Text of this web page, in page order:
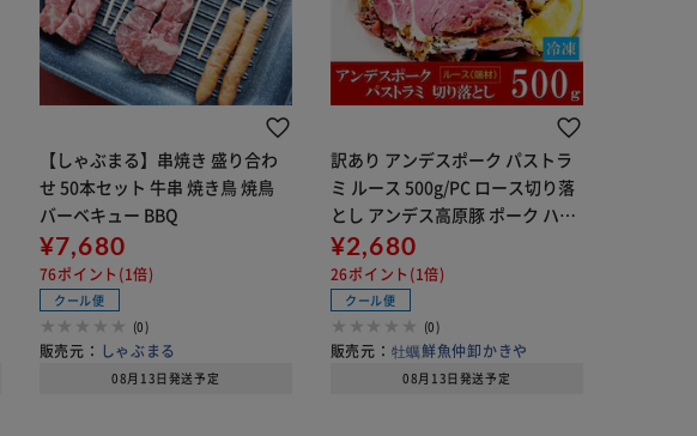
【しゃぶまる】串焼き 盛り合わ
せ 50本セット 牛串 焼き鳥 焼鳥
バーベキュー BBQ
¥7,680
76ポイント(1倍)
クール便
(0)
販売元： しゃぶまる
08月13日発送予定
訳あり アンデスポーク パストラ
ミ ルース 500g/PC ロース切り落
とし アンデス高原豚 ポーク ハム
パストラミ【代引き不可】
¥2,680
26ポイント(1倍)
クール便
(0)
販売元： 牡蠣鮮魚仲卸かきや
08月13日発送予定